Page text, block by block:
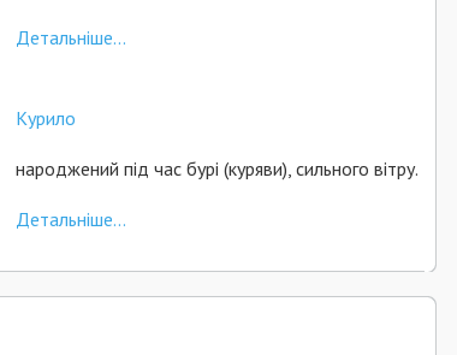
Детальніше...
Курило
народжений під час бурі (куряви), сильного вітру.
Детальніше...